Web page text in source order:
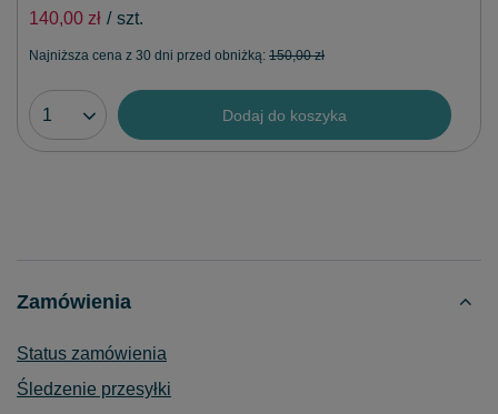
140,00 zł / szt.
Najniższa cena z 30 dni przed obniżką: 150,00 zł
Dodaj do koszyka
Zamówienia
Status zamówienia
Śledzenie przesyłki